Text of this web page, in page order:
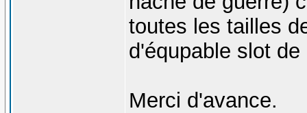
toutes les tailles
d'équpable slot
Merci d'avance.